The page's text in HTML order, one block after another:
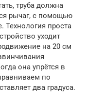
труба должна
рычаг, с помощью
Технология проста
уходит
на 20 см
она упрётся в
по
два градуса.